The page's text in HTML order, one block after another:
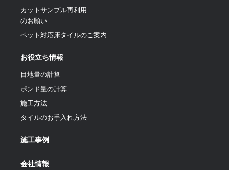
カットサンプル再利用
のお願い
ペット対応床タイルのご案内
お役立ち情報
目地量の計算
ポンド量の計算
施工方法
タイルのお手入れ方法
施工事例
会社情報